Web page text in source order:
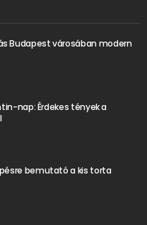
Budapest városában modern
nap: Érdekes tények a
bemutató a kis torta